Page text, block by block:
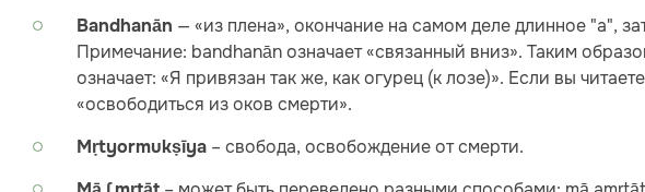
Bandhanān — «из плена», окончание на самом деле длинное "a",
Примечание: bandhanān означает «связанный вниз». Таким
означает: «Я привязан так же, как огурец (к лозе)». Если вы
«освободиться из оков смерти».
Mṛtyormukṣīya – свобода, освобождение от смерти.